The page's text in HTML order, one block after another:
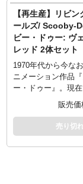
ンも付属します。
ル化しました！ア
いいLDDデザイン
みにより、ちょっ
感漂う雰囲気に。数
リーを解き明かして
リーなのに、自分
る屍（リビングデッ
ってしまうというメ
ド、ダフネ＆シャ
テリー社」メンバー
ットで、各キャラ
コット「スクービ
【再生産】リビ
ールズ/ Scooby-
ビー・ドゥー: ヴ
レッド 2体セッ
1970年代から今な
ニメーション作品
ー・ドゥー』。現在
ゥーンで『ビー・
ビー・ドゥー！』
展開するこの人気
トイズが「リビング
ル化しました！ア
いいLDDデザイン
販売価
売り切